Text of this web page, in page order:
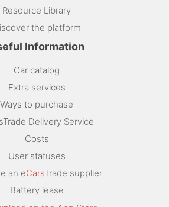
Resource Library
the platform
Information
Car catalog
Extra services
Ways to purchase
Delivery Service
Costs
User statuses
an eCarsTrade supplier
Battery lease